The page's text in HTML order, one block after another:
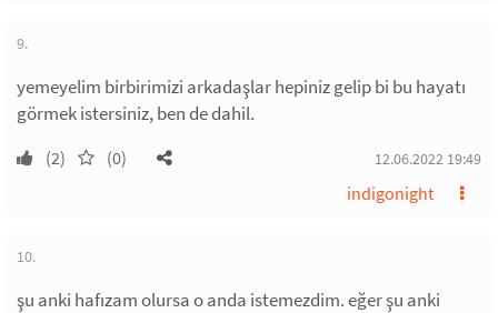
9.
yemeyelim birbirimizi arkadaşlar hepiniz gelip bi bu hayatı
görmek istersiniz, ben de dahil.
(2) (0) 12.06.2022 19:49
indigonight
10.
şu anki hafızam olursa o anda istemezdim. eğer şu anki